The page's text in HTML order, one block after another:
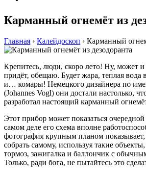
Карманный огнемёт из
Главная › Калейдоскоп › Карманный
Крепитесь, люди, скоро лето! Ну, может
придёт, обещаю. Будет жара, теплая вода
и… комары! Немецкого дизайнера по
(Johannes Vogl) они достали настолько,
разработал настоящий карманный
Этот прибор может показаться
самом деле его схема вполне
фотография крупным планом
собрать самому, используя такие
тормоз, зажигалка и баллончик с
Только, ради бога, не пытайтесь это